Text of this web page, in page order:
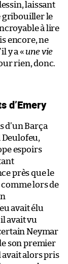
laissant
gribouiller le
à lire
encore, ne
y a «une vie
rien, donc.
d’Emery
d’un Barça
Deulofeu,
espoirs
près que le
comme lors de
avait élu
avait vu
Neymar
son premier
alors pris